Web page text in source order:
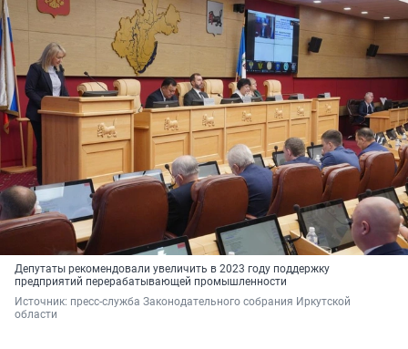
Депутаты рекомендовали увеличить в 2023 году поддержку
предприятий перерабатывающей промышленности
Источник: пресс-служба Законодательного собрания Иркутской
области